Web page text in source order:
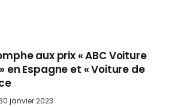
aux prix « ABC Voiture
en Espagne et « Voiture de
janvier 2023